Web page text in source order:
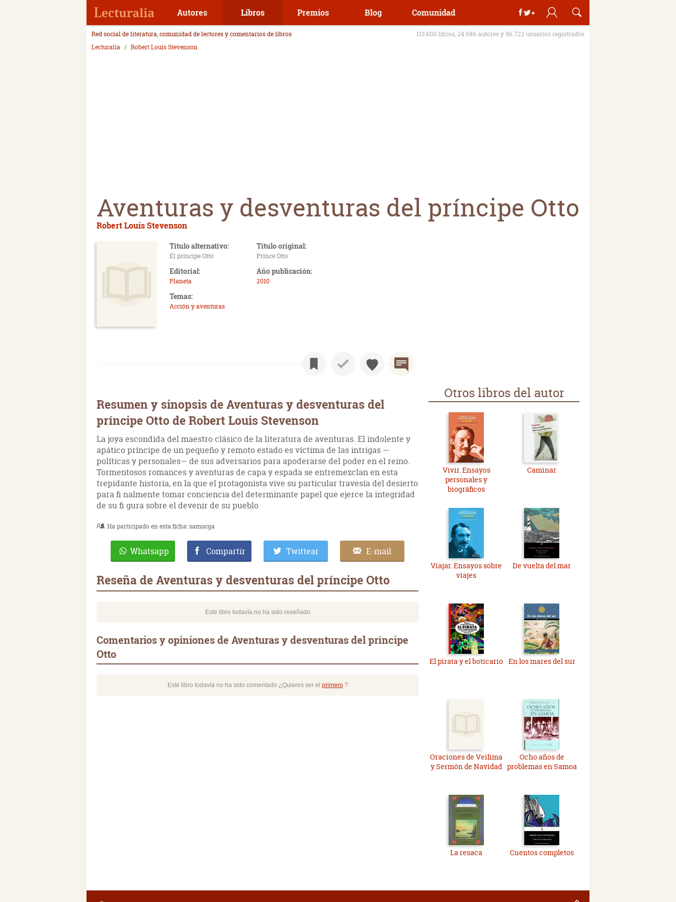
Autores Libros Premios Blog Comunidad
Red social de literatura, comunidad de lectores y comentarios de libros
113.600 libros, 24.686 autores y 96.722 usuarios registrados
Lecturalia
Robert Louis Stevenson
Aventuras y desventuras del príncipe Otto
Robert Louis Stevenson
Título alternativo:
El príncipe Otto
Título original:
Prince Otto
Editorial:
Planeta
Año publicación:
2010
Temas:
Acción y aventuras
Resumen y sinopsis de Aventuras y desventuras del
príncipe Otto de Robert Louis Stevenson
La joya escondida del maestro clásico de la literatura de aventuras. El indolente y
apático príncipe de un pequeño y remoto estado es víctima de las intrigas —
políticas y personales— de sus adversarios para apoderarse del poder en el reino.
Tormentosos romances y aventuras de capa y espada se entremezclan en esta
trepidante historia, en la que el protagonista vive su particular travesía del desierto
para fi nalmente tomar conciencia del determinante papel que ejerce la integridad
de su fi gura sobre el devenir de su pueblo.
Ha participado en esta ficha:samucga
Whatsapp Compartir Twittear E-mail
Reseña de Aventuras y desventuras del príncipe Otto
Este libro todavía no ha sido reseñado
Comentarios y opiniones de Aventuras y desventuras del príncipe
Otto
Este libro todavía no ha sido comentado ¿Quieres ser el primero?
Otros libros del autor
Vivir. Ensayos
personales y
biográficos
Caminar
Viajar. Ensayos sobre
viajes
De vuelta del mar
El pirata y el boticario En los mares del sur
Oraciones de Veilima
y Sermón de Navidad
Ocho años de
problemas en Samoa
La resaca Cuentos completos